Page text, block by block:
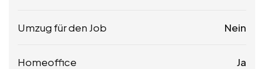
Umzug für den Job Nein
Homeoffice Ja